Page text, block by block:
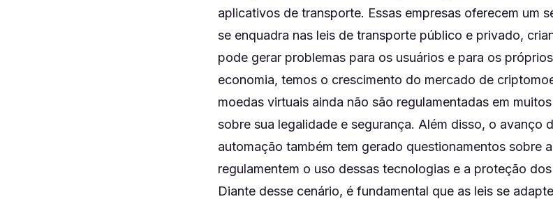
aplicativos de transporte. Essas empresas oferecem um
se enquadra nas leis de transporte público e privado,
pode gerar problemas para os usuários e para os
economia, temos o crescimento do mercado de
moedas virtuais ainda não são regulamentadas em
sobre sua legalidade e segurança. Além disso, o avanço
automação também tem gerado questionamentos sobre
regulamentem o uso dessas tecnologias e a proteção
Diante desse cenário, é fundamental que as leis se